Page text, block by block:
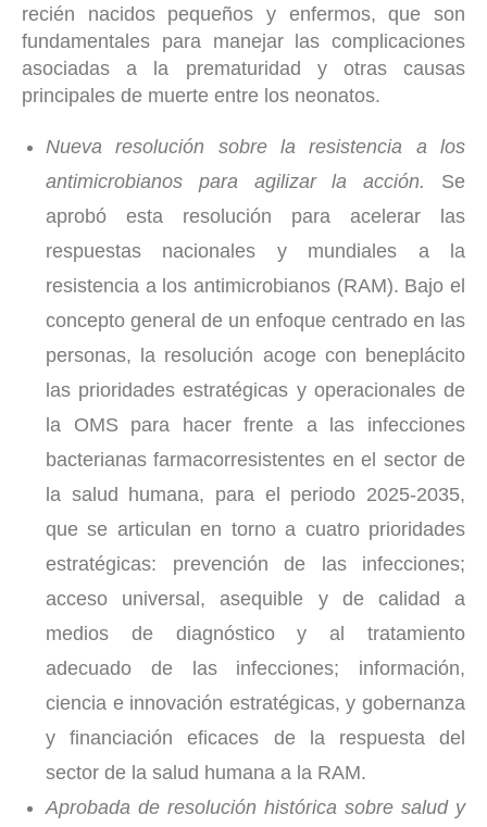
recién nacidos pequeños y enfermos, que son
fundamentales para manejar las complicaciones
asociadas a la prematuridad y otras causas
principales de muerte entre los neonatos.
Nueva resolución sobre la resistencia a los
antimicrobianos para agilizar la acción.
Se
aprobó esta resolución para acelerar las
respuestas nacionales y mundiales a la
resistencia a los antimicrobianos (RAM). Bajo el
concepto general de un enfoque centrado en las
personas, la resolución acoge con beneplácito
las prioridades estratégicas y operacionales de
la OMS para hacer frente a las infecciones
bacterianas farmacorresistentes en el sector de
la salud humana, para el periodo 2025-2035,
que se articulan en torno a cuatro prioridades
estratégicas: prevención de las infecciones;
acceso universal, asequible y de calidad a
medios de diagnóstico y al tratamiento
adecuado de las infecciones; información,
ciencia e innovación estratégicas, y gobernanza
y financiación eficaces de la respuesta del
sector de la salud humana a la RAM.
Aprobada de resolución histórica sobre salud y